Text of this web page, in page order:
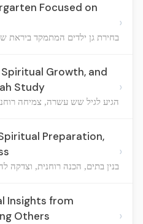
Focused on
בחירת גן ילדים המתמקד ביראת
›
Growth, and
Study
הגיע לגיל שש עשרה, צמיחה
›
Preparation,
בנין בתים, הכנה רוחנית, וצדקה
›
Insights from
Others
›